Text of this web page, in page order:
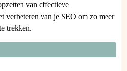
van effectieve
verbeteren van je SEO om zo meer
trekken.